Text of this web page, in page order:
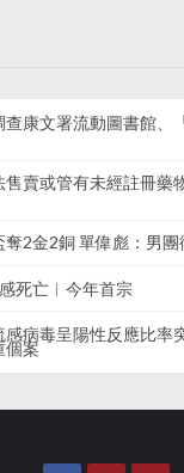
康文署流動圖書館、
售賣或管有未經註冊藥
2金2銅 單偉彪：男團
死亡︱今年首宗
病毒呈陽性反應比率
個案